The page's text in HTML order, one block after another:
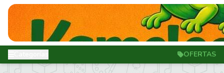
OFERTAS